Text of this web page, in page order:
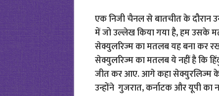
एक निजी चैनल से बातचीत के दौरान
में जो उल्लेख किया गया है, हम उसके
सेक्युलरिज्म का मतलब यह बना कर रख
सेक्युलरिज्म का मतलब ये नहीं है कि
जीत कर आए. आगे कहा सेक्युरलिज्म के
उन्होंने गुजरात, कर्नाटक और यूपी का